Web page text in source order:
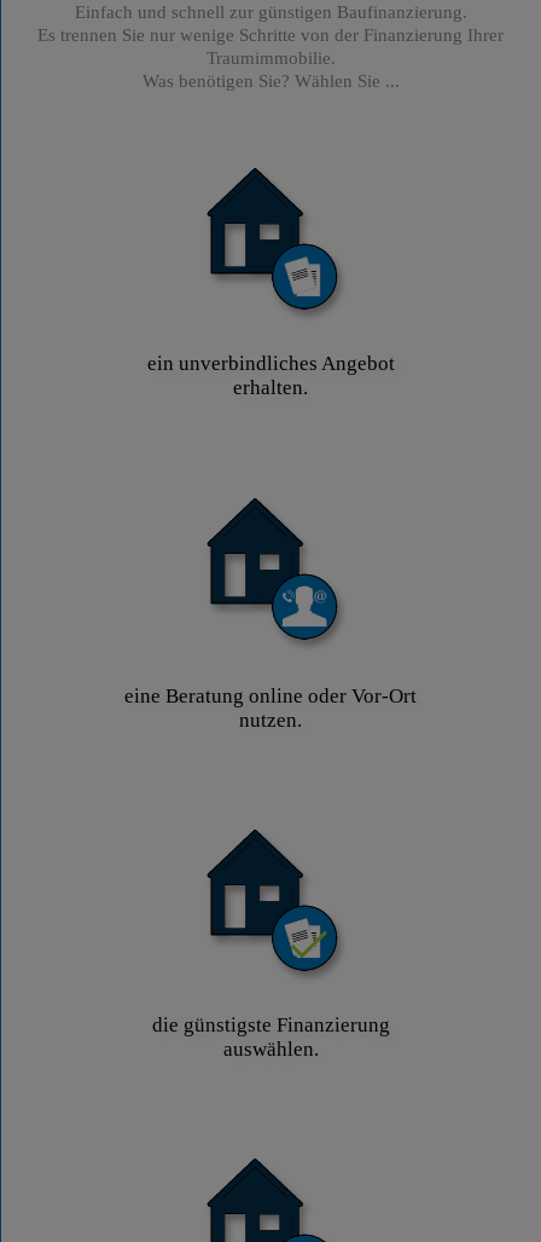
Einfach und schnell zur günstigen Baufinanzierung.
Es trennen Sie nur wenige Schritte von der Finanzierung Ihrer
Traumimmobilie.
Was benötigen Sie? Wählen Sie ...
ein unverbindliches Angebot
erhalten.
eine Beratung online oder Vor-Ort
nutzen.
die günstigste Finanzierung
auswählen.